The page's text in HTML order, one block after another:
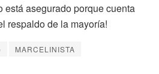
está asegurado porque cuenta
respaldo de la mayoría!
MARCELINISTA